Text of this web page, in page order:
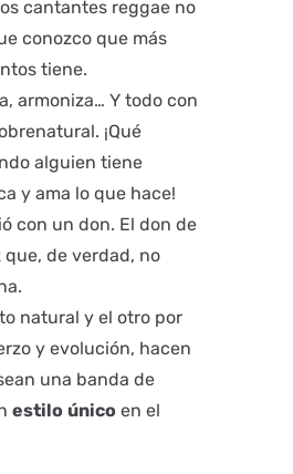
cantantes reggae no
conozco que más
tiene.
armoniza… Y todo con
¡Qué
alguien tiene
y ama lo que hace!
con un don. El don de
de verdad, no
natural y el otro por
y evolución, hacen
una banda de
estilo únicoen el